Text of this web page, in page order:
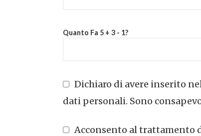
Quanto Fa 5 + 3 - 1?
Dichiaro di avere inserito
dati personali. Sono
Acconsento al trattamento